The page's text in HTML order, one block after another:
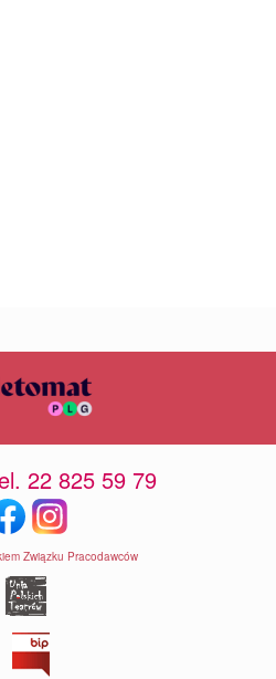
22 825 59 79
Związku Pracodawców